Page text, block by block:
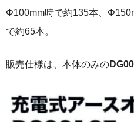
Φ100mm時で約135本、
で約65本。
販売仕様は、本体のみの